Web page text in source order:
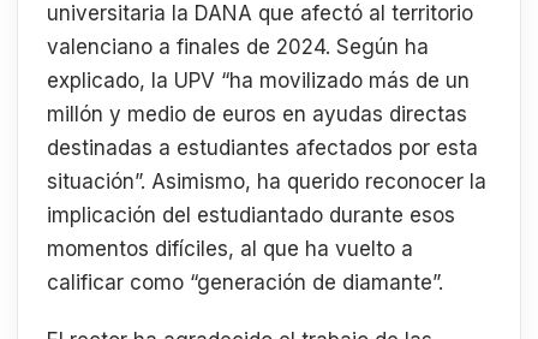
universitaria la DANA que afectó al territorio
valenciano a finales de 2024. Según ha
explicado, la UPV “ha movilizado más de un
millón y medio de euros en ayudas directas
destinadas a estudiantes afectados por esta
situación”. Asimismo, ha querido reconocer la
implicación del estudiantado durante esos
momentos difíciles, al que ha vuelto a
calificar como “generación de diamante”.